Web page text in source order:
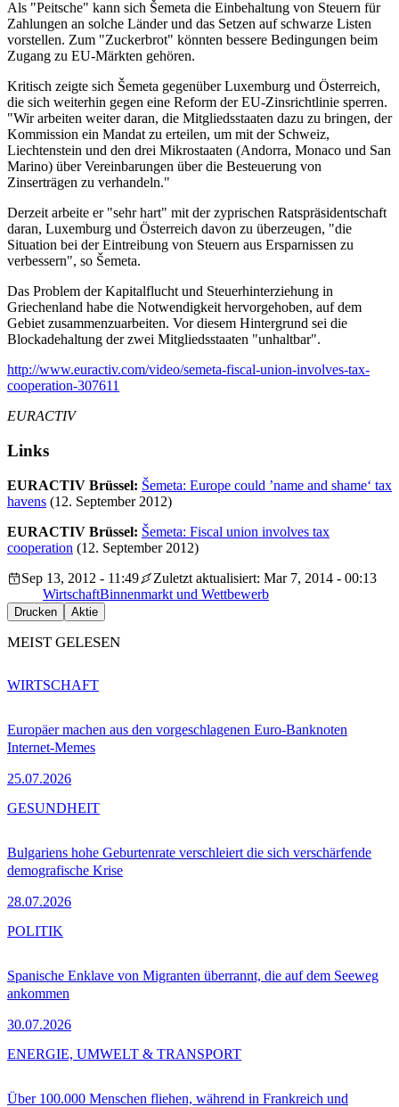
Als "Peitsche" kann sich Šemeta die Einbehaltung von Steuern für
Zahlungen an solche Länder und das Setzen auf schwarze Listen
vorstellen. Zum "Zuckerbrot" könnten bessere Bedingungen beim
Zugang zu EU-Märkten gehören.
Kritisch zeigte sich Šemeta gegenüber Luxemburg und Österreich,
die sich weiterhin gegen eine Reform der EU-Zinsrichtlinie sperren.
"Wir arbeiten weiter daran, die Mitgliedsstaaten dazu zu bringen, der
Kommission ein Mandat zu erteilen, um mit der Schweiz,
Liechtenstein und den drei Mikrostaaten (Andorra, Monaco und San
Marino) über Vereinbarungen über die Besteuerung von
Zinserträgen zu verhandeln."
Derzeit arbeite er "sehr hart" mit der zyprischen Ratspräsidentschaft
daran, Luxemburg und Österreich davon zu überzeugen, "die
Situation bei der Eintreibung von Steuern aus Ersparnissen zu
verbessern", so Šemeta.
Das Problem der Kapitalflucht und Steuerhinterziehung in
Griechenland habe die Notwendigkeit hervorgehoben, auf dem
Gebiet zusammenzuarbeiten. Vor diesem Hintergrund sei die
Blockadehaltung der zwei Mitgliedsstaaten "unhaltbar".
http://www.euractiv.com/video/semeta-fiscal-union-involves-tax-
cooperation-307611
EURACTIV
Links
EURACTIV Brüssel: Šemeta: Europe could ’name and shame‘ tax
havens (12. September 2012)
EURACTIV Brüssel: Šemeta: Fiscal union involves tax
cooperation (12. September 2012)
Sep 13, 2012 - 11:49
Zuletzt aktualisiert: Mar 7, 2014 - 00:13
WirtschaftBinnenmarkt und Wettbewerb
Drucken Aktie
MEIST GELESEN
Europäer machen aus den vorgeschlagenen Euro-Banknoten
Internet-Memes
25.07.2026
WIRTSCHAFT
Bulgariens hohe Geburtenrate verschleiert die sich verschärfende
demografische Krise
28.07.2026
GESUNDHEIT
Spanische Enklave von Migranten überrannt, die auf dem Seeweg
ankommen
30.07.2026
POLITIK
Über 100.000 Menschen fliehen, während in Frankreich und
ENERGIE, UMWELT & TRANSPORT